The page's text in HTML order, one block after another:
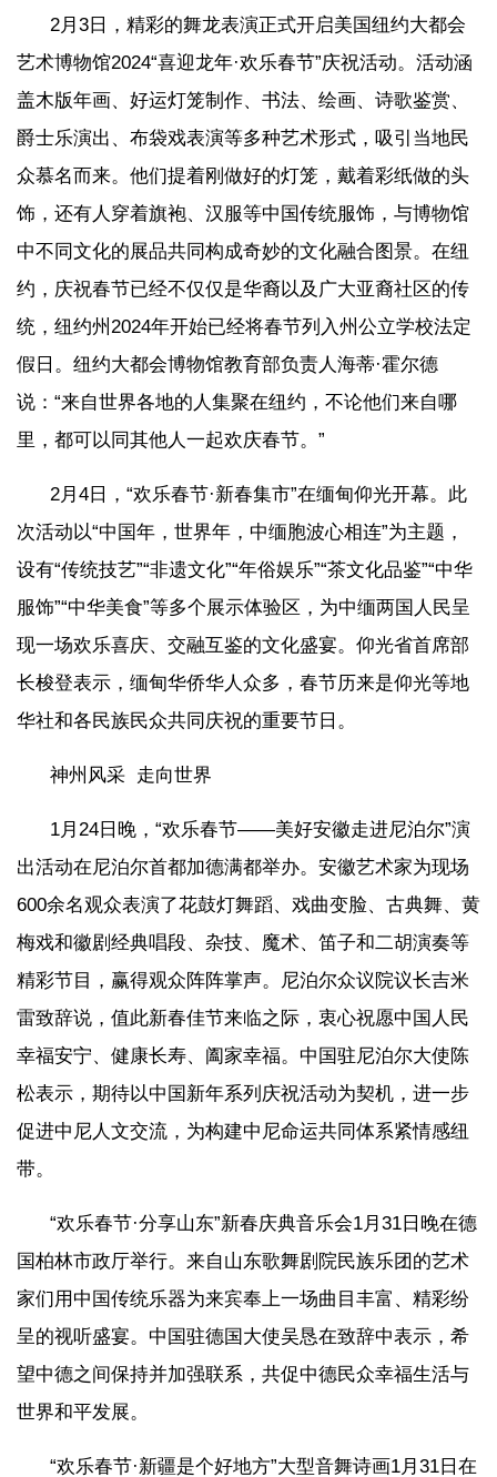
2月3日，精彩的舞龙表演正式开启美国纽约大都会
艺术博物馆2024“喜迎龙年·欢乐春节”庆祝活动。活动涵
盖木版年画、好运灯笼制作、书法、绘画、诗歌鉴赏、
爵士乐演出、布袋戏表演等多种艺术形式，吸引当地民
众慕名而来。他们提着刚做好的灯笼，戴着彩纸做的头
饰，还有人穿着旗袍、汉服等中国传统服饰，与博物馆
中不同文化的展品共同构成奇妙的文化融合图景。在纽
约，庆祝春节已经不仅仅是华裔以及广大亚裔社区的传
统，纽约州2024年开始已经将春节列入州公立学校法定
假日。纽约大都会博物馆教育部负责人海蒂·霍尔德
说：“来自世界各地的人集聚在纽约，不论他们来自哪
里，都可以同其他人一起欢庆春节。”
2月4日，“欢乐春节·新春集市”在缅甸仰光开幕。此
次活动以“中国年，世界年，中缅胞波心相连”为主题，
设有“传统技艺”“非遗文化”“年俗娱乐”“茶文化品鉴”“中华
服饰”“中华美食”等多个展示体验区，为中缅两国人民呈
现一场欢乐喜庆、交融互鉴的文化盛宴。仰光省首席部
长梭登表示，缅甸华侨华人众多，春节历来是仰光等地
华社和各民族民众共同庆祝的重要节日。
神州风采 走向世界
1月24日晚，“欢乐春节——美好安徽走进尼泊尔”演
出活动在尼泊尔首都加德满都举办。安徽艺术家为现场
600余名观众表演了花鼓灯舞蹈、戏曲变脸、古典舞、黄
梅戏和徽剧经典唱段、杂技、魔术、笛子和二胡演奏等
精彩节目，赢得观众阵阵掌声。尼泊尔众议院议长吉米
雷致辞说，值此新春佳节来临之际，衷心祝愿中国人民
幸福安宁、健康长寿、阖家幸福。中国驻尼泊尔大使陈
松表示，期待以中国新年系列庆祝活动为契机，进一步
促进中尼人文交流，为构建中尼命运共同体系紧情感纽
带。
“欢乐春节·分享山东”新春庆典音乐会1月31日晚在德
国柏林市政厅举行。来自山东歌舞剧院民族乐团的艺术
家们用中国传统乐器为来宾奉上一场曲目丰富、精彩纷
呈的视听盛宴。中国驻德国大使吴恳在致辞中表示，希
望中德之间保持并加强联系，共促中德民众幸福生活与
世界和平发展。
“欢乐春节·新疆是个好地方”大型音舞诗画1月31日在